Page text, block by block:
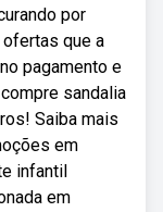
por
ofertas que a
pagamento e
sandalia
Saiba mais
em
infantil
em